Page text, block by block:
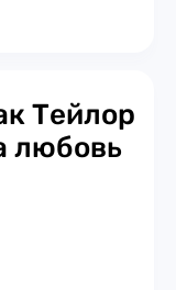
Тейлор
любовь